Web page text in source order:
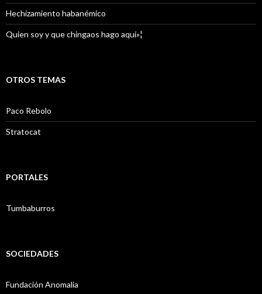
Hechizamiento habanémico
Quien soy y que chingaos hago aquí»¦
OTROS TEMAS
Paco Rebolo
Stratocat
PORTALES
Tumbaburros
SOCIEDADES
Fundación Anomalia